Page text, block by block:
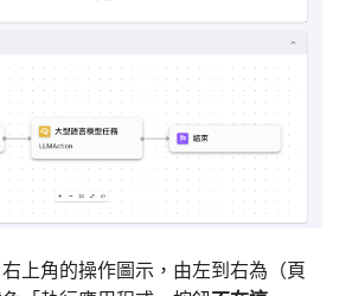
右上角的操作圖示，由左到右為（頁